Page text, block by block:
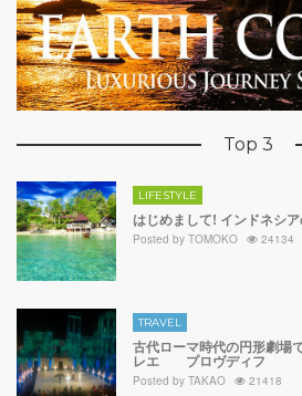
Top 3
LIFESTYLE
はじめまして! インドネシ
Posted by TOMOKO 24134
TRAVEL
古代ローマ時代の円形劇場
レエ プロヴディフ
Posted by TAKAO 21418